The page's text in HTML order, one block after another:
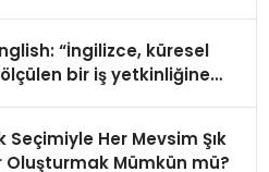
“İngilizce, küresel
bir iş yetkinliğine
Seçimiyle Her Mevsim Şık
Oluşturmak Mümkün mü?